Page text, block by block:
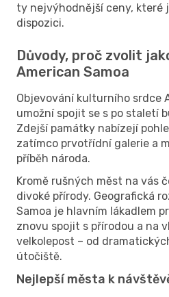
ty nejvýhodnější ceny, které
dispozici.
Důvody, proč zvolit
American Samoa
Objevování kulturního srdce
umožní spojit se s po staletí
Zdejší památky nabízejí
zatímco prvotřídní galerie a
příběh národa.
Kromě rušných měst na vás
divoké přírody. Geografická
Samoa je hlavním lákadlem
znovu spojit s přírodou a na
velkolepost – od
útočiště.
Nejlepší města k